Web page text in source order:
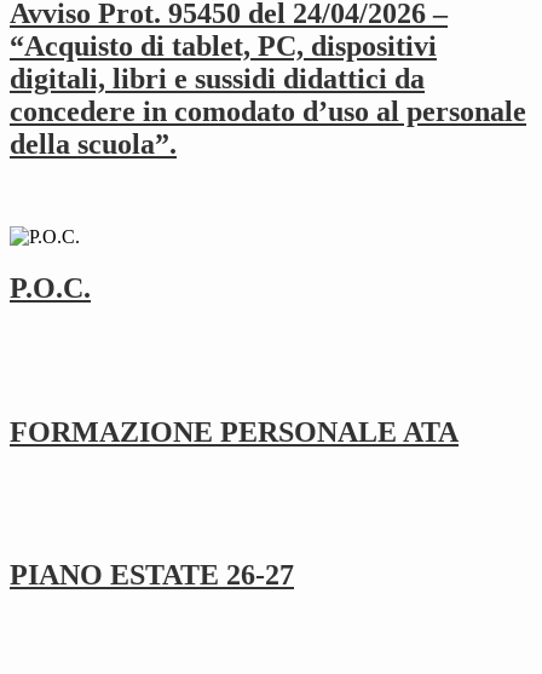
Avviso Prot. 95450 del 24/04/2026 –
“Acquisto di tablet, PC, dispositivi
digitali, libri e sussidi didattici da
concedere in comodato d’uso al personale
della scuola”.
P.O.C.
FORMAZIONE PERSONALE ATA
PIANO ESTATE 26-27